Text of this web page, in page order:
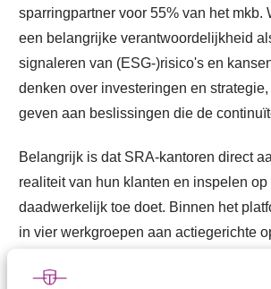
sparringpartner voor 55% van het mkb.
een belangrijke verantwoordelijkheid
signaleren van (ESG-)risico's en
denken over investeringen en
geven aan beslissingen die de
Belangrijk is dat SRA-kantoren direct
realiteit van hun klanten en inspelen op
daadwerkelijk toe doet. Binnen het
in vier werkgroepen aan actiegerichte